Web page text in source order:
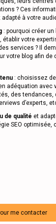
? Ces
à votre
: pourquoi créer un
votre
services ? Il
votre blog afin de
: choisissez
adéquation avec
des tendances,
d’experts,
de qualité et
SEO optimisée,
me contacter